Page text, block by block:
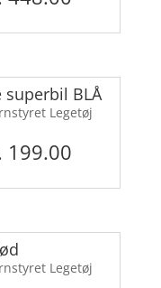
BLÅ
Legetøj
199.00
Legetøj